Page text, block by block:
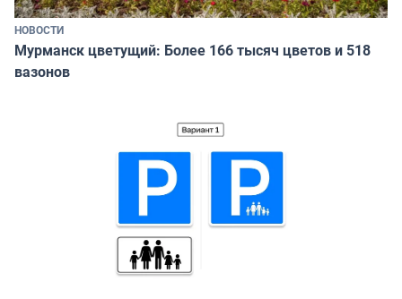
НОВОСТИ
Мурманск цветущий: Более 166 тысяч цветов и 518
вазонов